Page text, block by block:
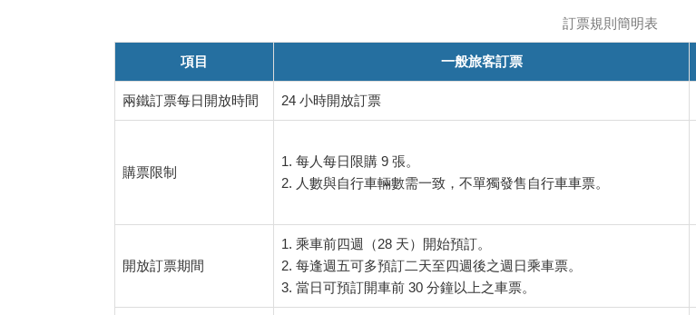
訂票規則簡明表
項目 一般旅客訂票
兩鐵訂票每日開放時間 24 小時開放訂票
購票限制
1. 每人每日限購 9 張。
2. 人數與自行車輛數需一致，不單獨發售自行車車票。
開放訂票期間
1. 乘車前四週（28 天）開始預訂。
2. 每逢週五可多預訂二天至四週後之週日乘車票。
3. 當日可預訂開車前 30 分鐘以上之車票。